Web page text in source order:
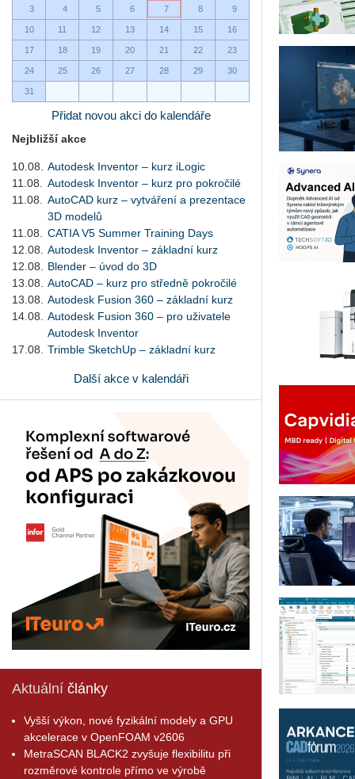
3 4 5 6 7 8 9
10 11 12 13 14 15 16
17 18 19 20 21 22 23
24 25 26 27 28 29 30
31
Přidat novou akci do kalendáře
Nejbližší akce
10.08.
Autodesk Inventor – kurz iLogic
11.08.
Autodesk Inventor – kurz pro pokročilé
11.08.
AutoCAD kurz – vytváření a prezentace
3D modelů
11.08.
CATIA V5 Summer Training Days
12.08.
Autodesk Inventor – základní kurz
12.08.
Blender – úvod do 3D
13.08.
AutoCAD – kurz pro středně pokročilé
13.08.
Autodesk Fusion 360 – základní kurz
14.08.
Autodesk Fusion 360 – pro uživatele
Autodesk Inventor
17.08.
Trimble SketchUp – základní kurz
Další akce v kalendáři
Aktuální články
Vyšší výkon, nové fyzikální modely a GPU
akcelerace v OpenFOAM v2606
MetraSCAN BLACK2 zvyšuje flexibilitu při
rozměrové kontrole přímo ve výrobě